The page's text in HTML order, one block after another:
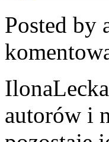
Posted by
autorów i